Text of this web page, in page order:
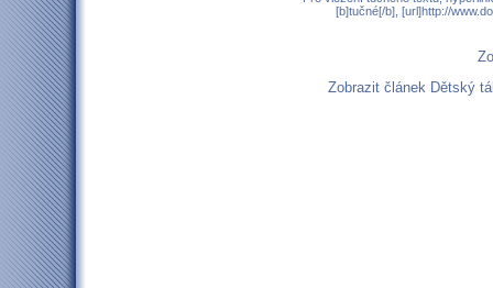
[b]tučné[/b], [url]http://
Zobrazit článek Dětský